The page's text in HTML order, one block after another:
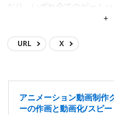
おり、いずれ全てのゲーム
+
URL X
アニメーション動画制作
ーの作画と動画化/スピ